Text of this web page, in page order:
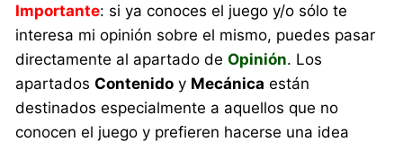
Importante: si ya conoces el juego y/o sólo te
interesa mi opinión sobre el mismo, puedes pasar
directamente al apartado deOpinión. Los
apartadosContenido y Mecánica están
destinados especialmente a aquellos que no
conocen el juego y prefieren hacerse una idea